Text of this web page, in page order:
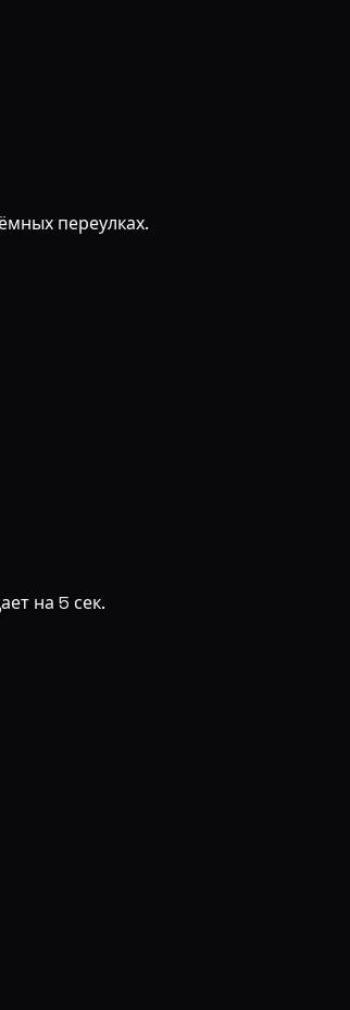
переулках.
на 5 сек.